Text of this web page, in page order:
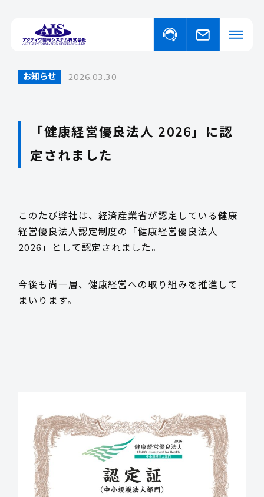
私たちについて
事業・サービスについて
事業・サービスについて一覧
福祉向けソフトウェア
取り扱い商品
ニュース
イベント
採用情報
お電話でのお問い合わせ
平日 9:15~17:45
お知らせ 2026.03.30
「健康経営優良法人 2026」に認
定されました
このたび弊社は、経済産業省が認定している健康
経営優良法人認定制度の「健康経営優良法人
2026」として認定されました。
今後も尚一層、健康経営への取り組みを推進して
まいります。